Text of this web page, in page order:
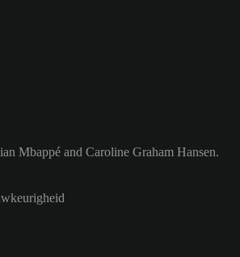
Mbappé and Caroline Graham Hansen.